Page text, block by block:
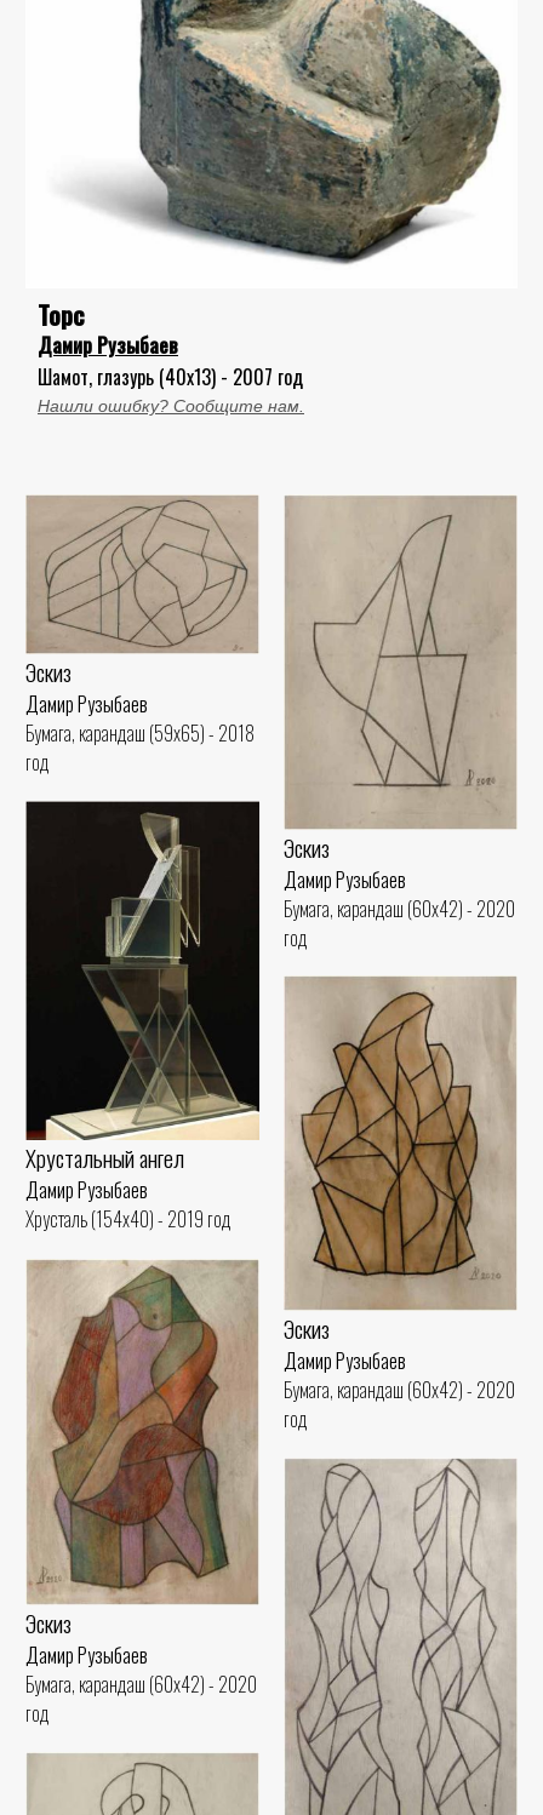
Торс
Дамир Рузыбаев
Шамот, глазурь (40x13) - 2007 год
Нашли ошибку? Сообщите нам.
Эскиз
Дамир Рузыбаев
Бумага, карандаш (59x65) - 2018
год
Эскиз
Дамир Рузыбаев
Бумага, карандаш (60x42) - 2020
год
Хрустальный ангел
Дамир Рузыбаев
Хрусталь (154x40) - 2019 год
Эскиз
Дамир Рузыбаев
Бумага, карандаш (60x42) - 2020
год
Эскиз
Дамир Рузыбаев
Бумага, карандаш (60x42) - 2020
год